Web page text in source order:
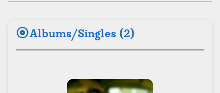
albumAlbums/Singles (2)